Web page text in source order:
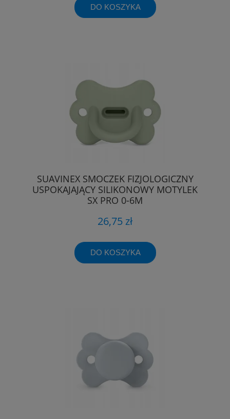
DO KOSZYKA
SUAVINEX SMOCZEK FIZJOLOGICZNY
USPOKAJAJĄCY SILIKONOWY MOTYLEK
SX PRO 0-6M
26,75 zł
DO KOSZYKA